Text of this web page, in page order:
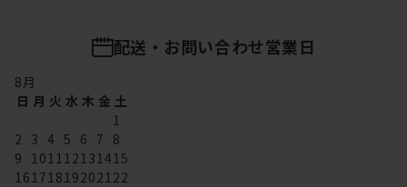
配送・お問い合わせ営業日
8月
日 月 火 水 木 金 土
1
2 3 4 5 6 7 8
9 101112131415
16171819202122